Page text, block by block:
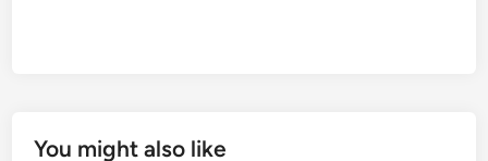
You might also like